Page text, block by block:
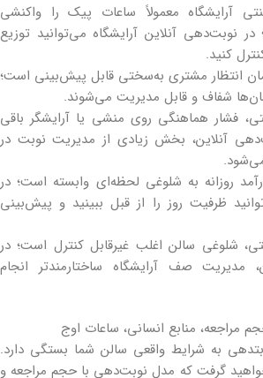
آرایشگاه معمولاً ساعات پیک را واکنشی
نوبت‌دهی آنلاین آرایشگاه می‌توانید توزیع
کنید.
انتظار مشتری به‌سختی قابل پیش‌بینی است؛
شفاف و قابل مدیریت می‌شوند.
فشار هماهنگی روی منشی یا آرایشگر باقی
آنلاین، بخش زیادی از مدیریت نوبت در
روزانه به شلوغی لحظه‌ای وابسته است؛ در
ظرفیت روز را از قبل ببینید و پیش‌بینی
شلوغی سالن اغلب غیرقابل کنترل است؛ در
مدیریت صف آرایشگاه ساختارمندتر انجام
مراجعه، منابع انسانی، ساعات اوج
انتخاب روش مناسب نوبت‎دهی به شرایط واقعی سالن شما بستگی دارد.
گرفت که مدل نوبت‌دهی با حجم مراجعه و